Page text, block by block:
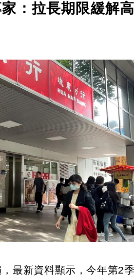
：拉長期限緩解高
最新資料顯示，今年第2季